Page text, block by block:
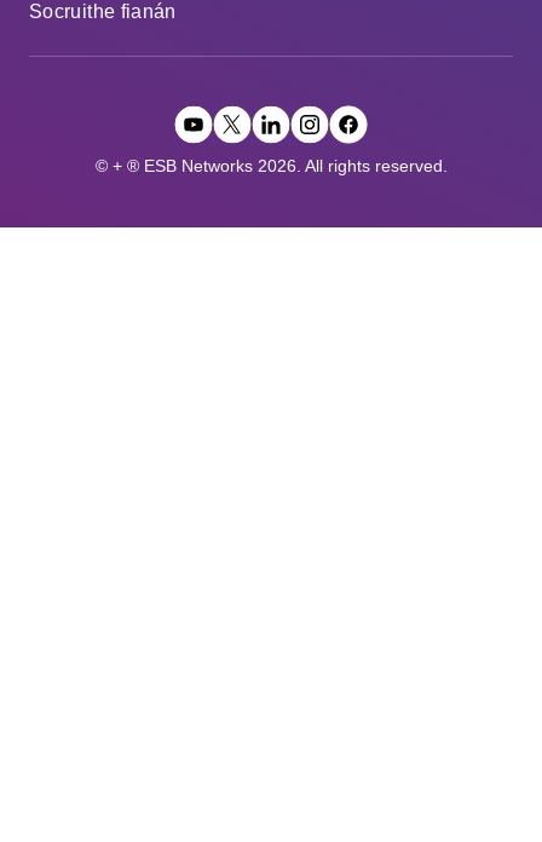
Socruithe fianán
© + ® ESB Networks 2026. All rights reserved.